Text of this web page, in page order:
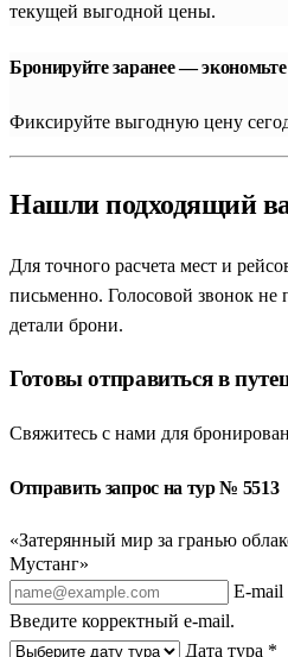
текущей выгодной цены.
Бронируйте заранее — экономьте
Фиксируйте выгодную цену
Нашли подходящий
Для точного расчета мест и
письменно. Голосовой звонок не
детали брони.
Готовы отправиться в
Свяжитесь с нами для
Отправить запрос на тур № 5513
«Затерянный мир за гранью
Мустанг»
E-mail
Введите корректный e-mail.
Дата тура *